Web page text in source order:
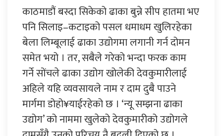
काठमाडौं बस्दा सिकेको ढाका बुन्ने सीप हातमा भए
पनि सिलाइ–कटाइको पसल धमाधम खुलिरहेका
बेला लिम्बूलाई ढाका उद्योगमा लगानी गर्न दोमन
समेत भयो । तर, सबैले गरेको भन्दा फरक काम
गर्ने सोंचले ढाका उद्योग खोलेकी देवकुमारीलाई
अहिले यहि व्यवसायले नाम र दाम दुबै पाउने
मार्गमा डोहो¥याईरहेको छ । ‘न्यू सम्झना ढाका
उद्योग’ को नाममा खुलेको देवकुमारीको उद्योगले